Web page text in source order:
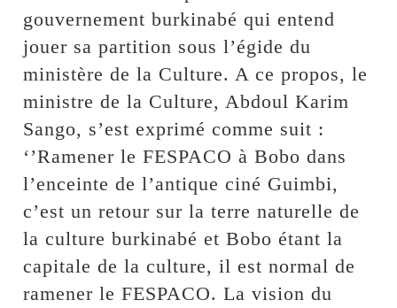
gouvernement burkinabé qui entend
jouer sa partition sous l’égide du
ministère de la Culture. A ce propos, le
ministre de la Culture, Abdoul Karim
Sango, s’est exprimé comme suit :
‘’Ramener le FESPACO à Bobo dans
l’enceinte de l’antique ciné Guimbi,
c’est un retour sur la terre naturelle de
la culture burkinabé et Bobo étant la
capitale de la culture, il est normal de
ramener le FESPACO. La vision du